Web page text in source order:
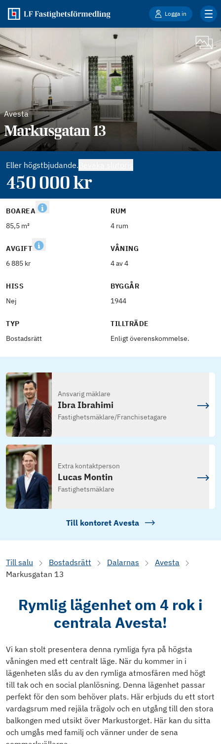
Logga in
Avesta
Markusgatan 13
Eller högstbjudande.
450 000kr
BOAREA
85,5 m²
RUM
4 rum
AVGIFT
6 885 kr
VÅNING
4 av 4
HISS
Nej
BYGGÅR
1944
TYP
Bostadsrätt
TILLTRÄDE
Enligt överenskommelse.
Ansvarig mäklare
Ibra Ibrahimi
Fastighetsmäklare/Franchisetagare
Extra kontaktperson
Lucas Montin
Fastighetsmäklare
Till kontoret Avesta
Till salu Bostadsrätt Dalarnas
Avesta
Markusgatan 13
Rymlig lägenhet om 4 rok i
centrala Avesta!
Vi kan stolt presentera denna rymliga fyra på högsta
våningen med ett centralt läge. När du kommer in i
lägenheten slås du av den rymliga atmosfären med högt
till tak och en social planlösning. Denna lägenhet passar
perfekt för den som behöver plats. Här erbjuds du ett stort
vardagsrum med rejäla trägolv och en utgång till den stora
balkongen med utsikt över Markustorget. Här kan du sitta
och umgås med familj och vänner under de sena